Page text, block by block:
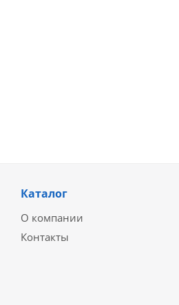
Каталог
О компании
Контакты